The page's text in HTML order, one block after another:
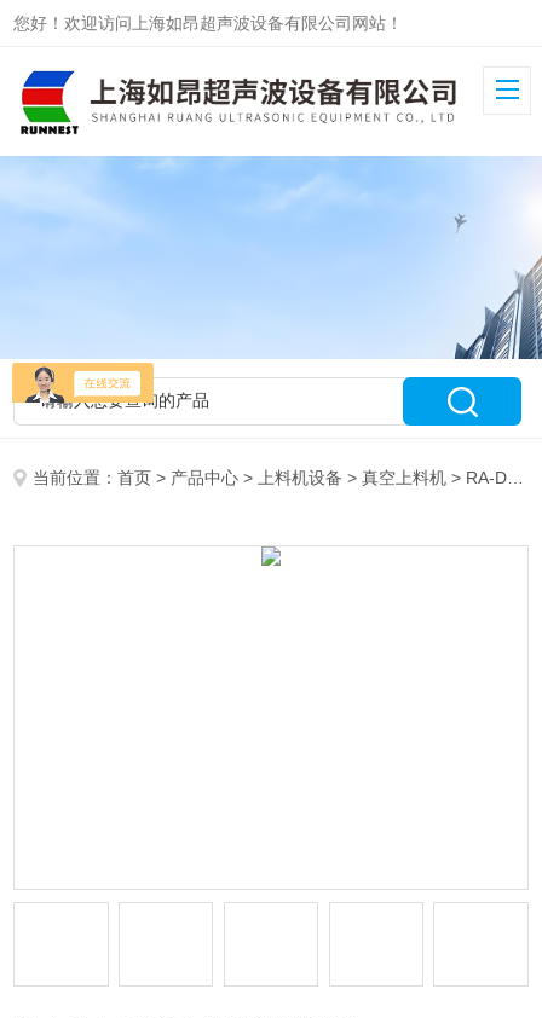
您好！欢迎访问上海如昂超声波设备有限公司网站！
当前位置：首页 > 产品中心 > 上料机设备 >真空上料机 > RA-DZKS-220半自动电动真空上料机提升机